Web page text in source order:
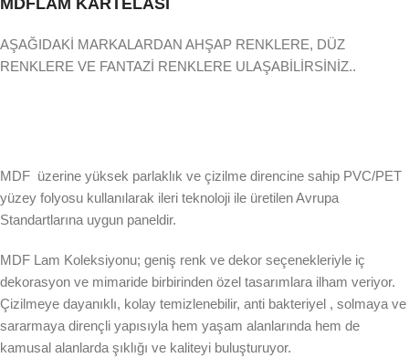
AŞAĞIDAKİ MARKALARDAN AHŞAP RENKLERE, DÜZ
RENKLERE VE FANTAZİ RENKLERE ULAŞABİLİRSİNİZ..
MDF üzerine yüksek parlaklık ve çizilme direncine sahip PVC/PET
yüzey folyosu kullanılarak ileri teknoloji ile üretilen Avrupa
Standartlarına uygun paneldir.
MDF Lam Koleksiyonu; geniş renk ve dekor seçenekleriyle iç
dekorasyon ve mimaride birbirinden özel tasarımlara ilham veriyor.
Çizilmeye dayanıklı, kolay temizlenebilir, anti bakteriyel , solmaya ve
sararmaya dirençli yapısıyla hem yaşam alanlarında hem de
kamusal alanlarda şıklığı ve kaliteyi buluşturuyor.